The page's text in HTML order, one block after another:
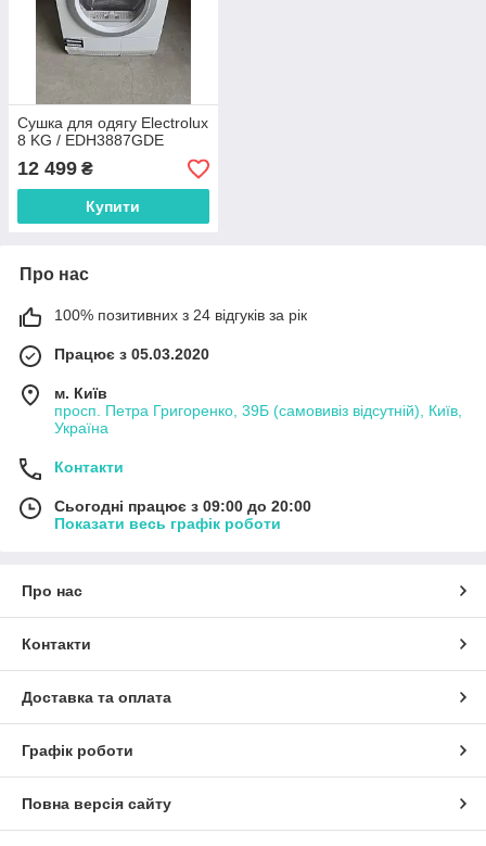
Сушка для одягу Electrolux
8 KG / EDH3887GDE
12 499 ₴
Купити
Про нас
100% позитивних з 24 відгуків за рік
Працює з 05.03.2020
м. Київ
просп. Петра Григоренко, 39Б (самовивіз відсутній), Київ,
Україна
Контакти
Сьогодні працює з 09:00 до 20:00
Показати весь графік роботи
Про нас
Контакти
Доставка та оплата
Графік роботи
Повна версія сайту